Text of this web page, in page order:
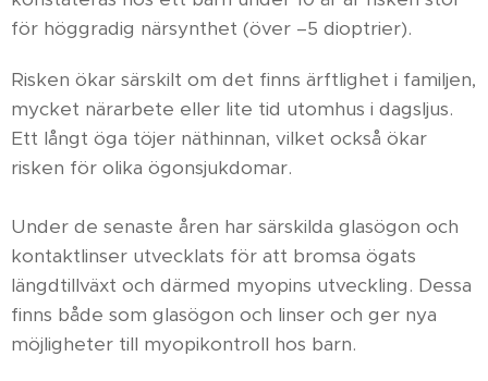
för höggradig närsynthet (över –5 dioptrier).
Risken ökar särskilt om det finns ärftlighet i familjen,
mycket närarbete eller lite tid utomhus i dagsljus.
Ett långt öga töjer näthinnan, vilket också ökar
risken för olika ögonsjukdomar.
Under de senaste åren har särskilda glasögon och
kontaktlinser utvecklats för att bromsa ögats
längdtillväxt och därmed myopins utveckling. Dessa
finns både som glasögon och linser och ger nya
möjligheter till myopikontroll hos barn.